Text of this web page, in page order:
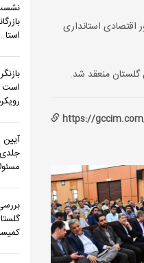
است
اقتصادی استانداری
منعقد شد.
https://